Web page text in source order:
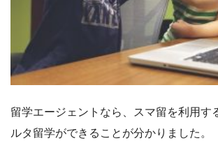
留学エージェントなら、スマ留を利用す
ルタ留学ができることが分かりました。